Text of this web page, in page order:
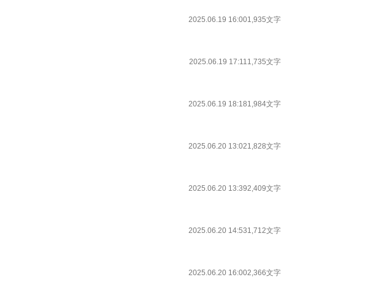
2025.06.19 16:001,935文字
2025.06.19 17:111,735文字
2025.06.19 18:181,984文字
2025.06.20 13:021,828文字
2025.06.20 13:392,409文字
2025.06.20 14:531,712文字
2025.06.20 16:002,366文字